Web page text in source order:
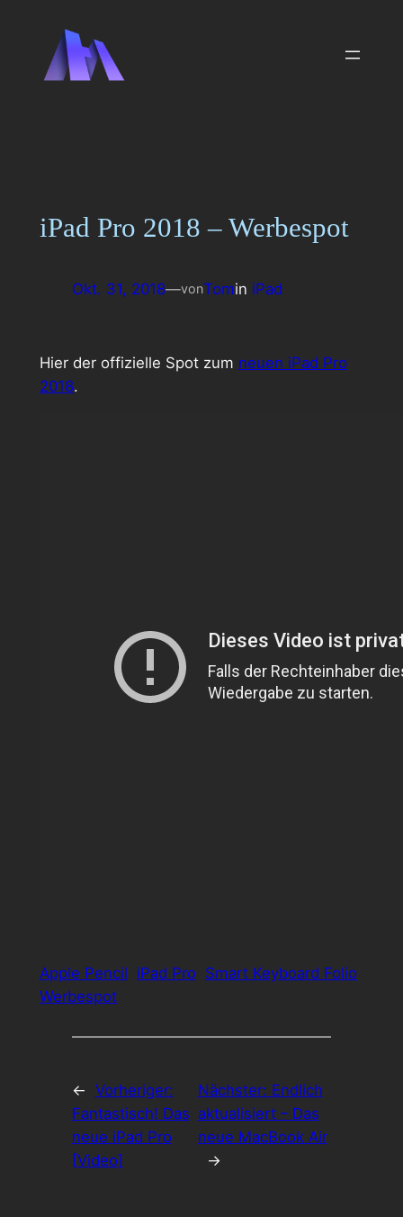
springen
iPad Pro 2018 – Werbespot
Okt. 31, 2018—vonTomin iPad
Hier der offizielle Spot zum neuen iPad Pro
2018.
Apple Pencil iPad Pro Smart Keyboard Folio
Werbespot
← Vorheriger:
Fantastisch! Das
neue iPad Pro
[Video]
Nächster: Endlich
aktualisiert – Das
neue MacBook Air
→